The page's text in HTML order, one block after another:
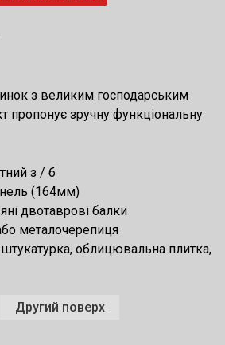
з великим господарським
пропонує зручну функціональну
з / б
(164мм)
двотаврові балки
металочерепиця
облицювальна плитка,
Другий поверх